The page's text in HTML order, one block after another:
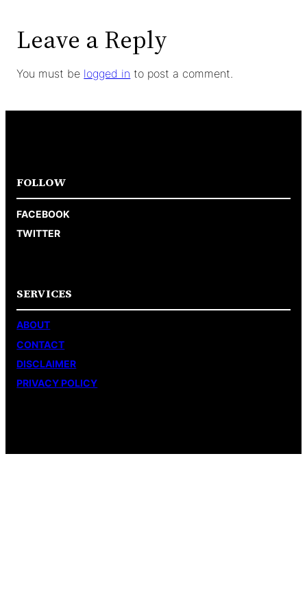
Leave a Reply
You must be logged in to post a comment.
FOLLOW
FACEBOOK
TWITTER
SERVICES
ABOUT
CONTACT
DISCLAIMER
PRIVACY POLICY